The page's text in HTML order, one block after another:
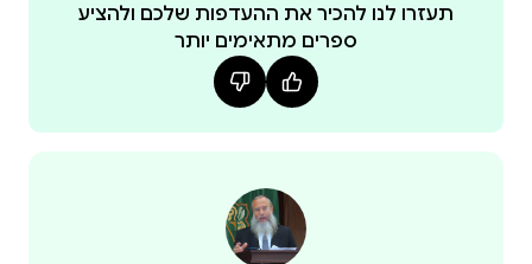
תעזרו לנו להכיר את ההעדפות שלכם ולהציע
ספרים מתאימים יותר